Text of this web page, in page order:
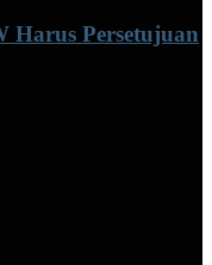
Persetujuan